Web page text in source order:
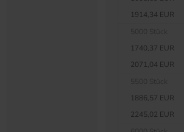
1914,34 EUR
1740,37 EUR
2071,04 EUR
1886,57 EUR
2245,02 EUR